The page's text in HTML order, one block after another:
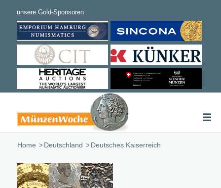
Home /Deutschland /Deutsches Kaiserreich